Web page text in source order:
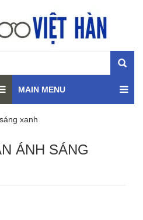
MAIN MENU
xanh
ÁNH SÁNG